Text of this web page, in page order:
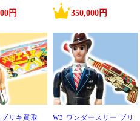
円 350,000円
リキ買取
W3 ワンダースリー ブリ